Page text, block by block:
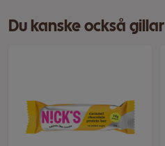
Du kanske också gillar